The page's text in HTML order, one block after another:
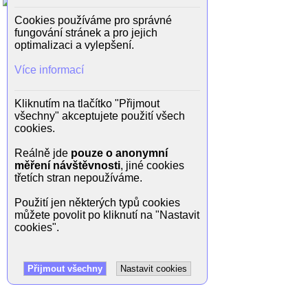
Cookies používáme pro správné
fungování stránek a pro jejich
optimalizaci a vylepšení.
Více informací
Kliknutím na tlačítko "Přijmout
všechny" akceptujete použití všech
cookies.
Reálně jde pouze o anonymní
měření návštěvnosti, jiné cookies
třetích stran nepoužíváme.
Použití jen některých typů cookies
můžete povolit po kliknutí na "Nastavit
cookies".
Přijmout všechny Nastavit cookies